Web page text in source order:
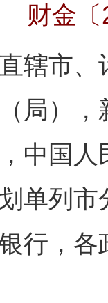
财金
辖市
局）
中国
单列
行，